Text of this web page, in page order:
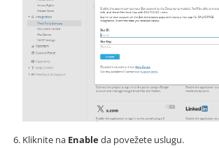
Kliknite na Enableda povežete uslugu.